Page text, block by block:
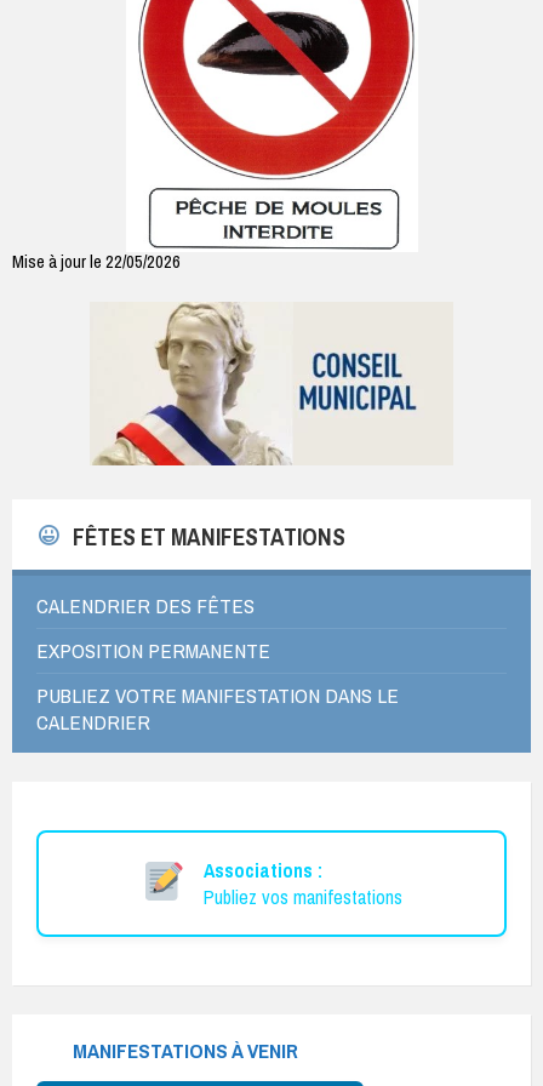
Mise à jour le 22/05/2026
FÊTES ET MANIFESTATIONS
CALENDRIER DES FÊTES
EXPOSITION PERMANENTE
PUBLIEZ VOTRE MANIFESTATION DANS LE
CALENDRIER
Associations :
Publiez vos manifestations
MANIFESTATIONS À VENIR